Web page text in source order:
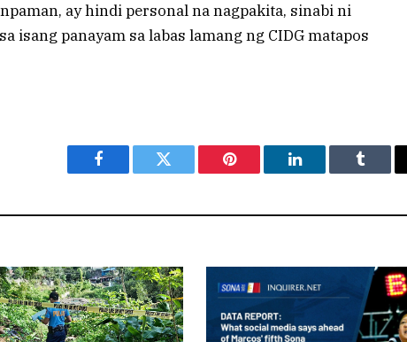
ay hindi personal na nagpakita, sinabi ni
isang panayam sa labas lamang ng CIDG matapos
Facebook Twitter Pinterest LinkedIn Tumblr